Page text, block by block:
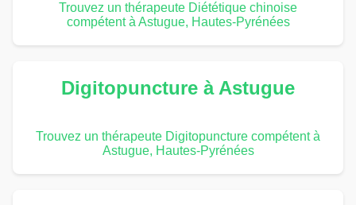
Trouvez un thérapeute Diététique chinoise
compétent à Astugue, Hautes-Pyrénées
Digitopuncture à Astugue
Trouvez un thérapeute Digitopuncture compétent à
Astugue, Hautes-Pyrénées